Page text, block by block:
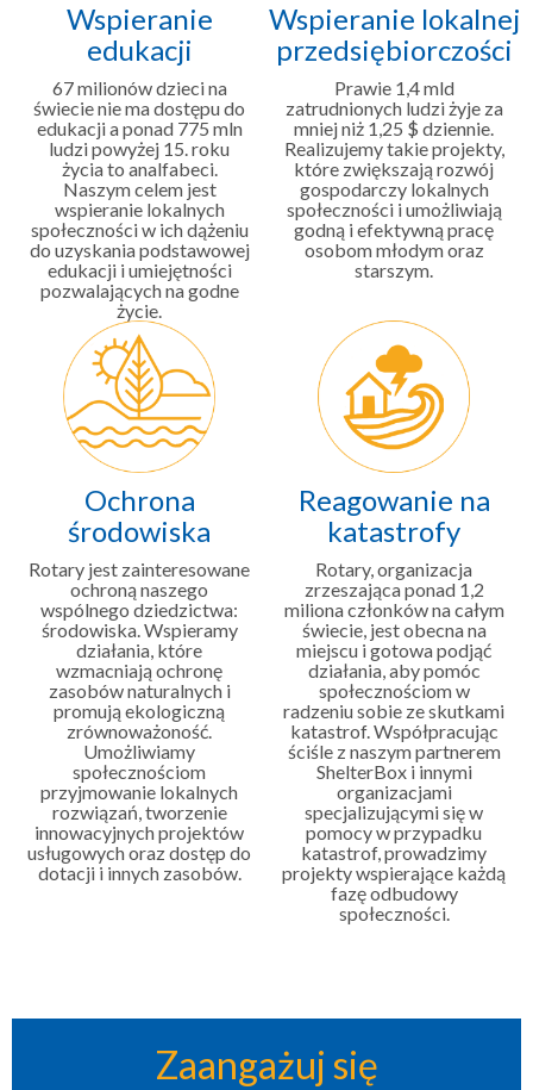
Wspieranie
edukacji
67 milionów dzieci na
świecie nie ma dostępu do
edukacji a ponad 775 mln
ludzi powyżej 15. roku
życia to analfabeci.
Naszym celem jest
wspieranie lokalnych
społeczności w ich dążeniu
do uzyskania podstawowej
edukacji i umiejętności
pozwalających na godne
życie.
Wspieranie lokalnej
przedsiębiorczości
Prawie 1,4 mld
zatrudnionych ludzi żyje za
mniej niż 1,25 $ dziennie.
Realizujemy takie projekty,
które zwiększają rozwój
gospodarczy lokalnych
społeczności i umożliwiają
godną i efektywną pracę
osobom młodym oraz
starszym.
Ochrona
środowiska
Rotary jest zainteresowane
ochroną naszego
wspólnego dziedzictwa:
środowiska. Wspieramy
działania, które
wzmacniają ochronę
zasobów naturalnych i
promują ekologiczną
zrównoważoność.
Umożliwiamy
społecznościom
przyjmowanie lokalnych
rozwiązań, tworzenie
innowacyjnych projektów
usługowych oraz dostęp do
dotacji i innych zasobów.
Reagowanie na
katastrofy
Rotary, organizacja
zrzeszająca ponad 1,2
miliona członków na całym
świecie, jest obecna na
miejscu i gotowa podjąć
działania, aby pomóc
społecznościom w
radzeniu sobie ze skutkami
katastrof. Współpracując
ściśle z naszym partnerem
ShelterBox i innymi
organizacjami
specjalizującymi się w
pomocy w przypadku
katastrof, prowadzimy
projekty wspierające każdą
fazę odbudowy
społeczności.
Zaangażuj się